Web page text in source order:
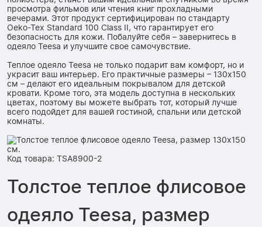
просмотра фильмов или чтения книг прохладными
вечерами. Этот продукт сертифицирован по стандарту
Oeko-Tex Standard 100 Class II, что гарантирует его
безопасность для кожи. Побалуйте себя – завернитесь в
одеяло Teesa и улучшите свое самочувствие.
Теплое одеяло Teesa не только подарит вам комфорт, но и
украсит ваш интерьер. Его практичные размеры – 130x150
см – делают его идеальным покрывалом для детской
кровати. Кроме того, эта модель доступна в нескольких
цветах, поэтому вы можете выбрать тот, который лучше
всего подойдет для вашей гостиной, спальни или детской
комнаты.
Код товара: TSA8900-2
Толстое теплое флисовое
одеяло Teesa, размер